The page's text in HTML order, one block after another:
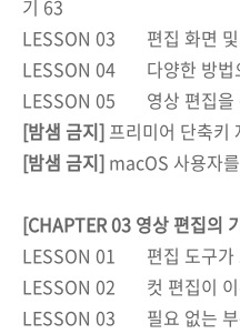
기 63
LESSON 03
편집 화면
LESSON 04
다양한 방
LESSON 05
영상 편집
[밤샘 금지] 프리미어 단축키
[밤샘 금지] macOS 사용자
[CHAPTER 03 영상 편집의
LESSON 01
편집 도구
LESSON 02
컷 편집이
LESSON 03
필요 없는